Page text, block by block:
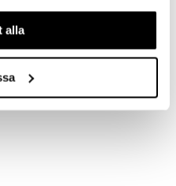
av vår webbplats.
alla